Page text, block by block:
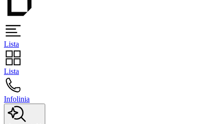
Lista
Lista
Infolinia